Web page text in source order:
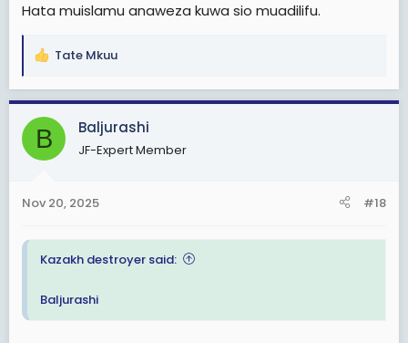
Hata muislamu anaweza kuwa sio muadilifu.
R
a
c
i
s
Tate Mkuu
B Baljurashi
JF-Expert Member
Nov 20, 2025 #18
Kazakh destroyer said:
Baljurashi